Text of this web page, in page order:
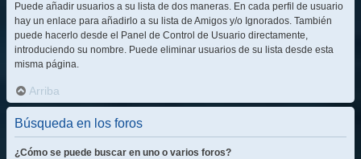
Puede añadir usuarios a su lista de dos maneras. En cada perfil de usuario
hay un enlace para añadirlo a su lista de Amigos y/o Ignorados. También
puede hacerlo desde el Panel de Control de Usuario directamente,
introduciendo su nombre. Puede eliminar usuarios de su lista desde esta
misma página.
Arriba
Búsqueda en los foros
¿Cómo se puede buscar en uno o varios foros?